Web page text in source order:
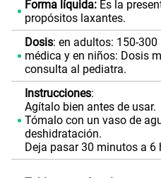
Forma líquida:Es la
propósitos laxantes.
Dosis: en adultos: 150-
médica y en niños: Dosis
consulta al pediatra.
Instrucciones:
Agítalo bien antes de usar.
Tómalo con un vaso de
deshidratación.
Deja pasar 30 minutos a